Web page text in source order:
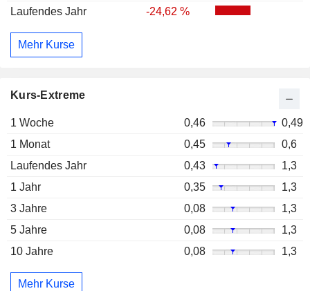
Laufendes Jahr
-24,62 %
Mehr Kurse
Kurs-Extreme
1 Woche 0,46
0,49
1 Monat
0,45
0,6
Laufendes Jahr
0,43
1,3
1 Jahr
0,35
1,3
3 Jahre
0,08
1,3
5 Jahre
0,08
1,3
10 Jahre
0,08 1,3
Mehr Kurse